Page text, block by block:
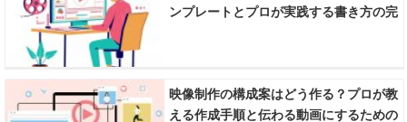
ンプレートとプロが実践する書き方の完
映像制作の構成案はどう作る？プロが教
える作成手順と伝わる動画にするための